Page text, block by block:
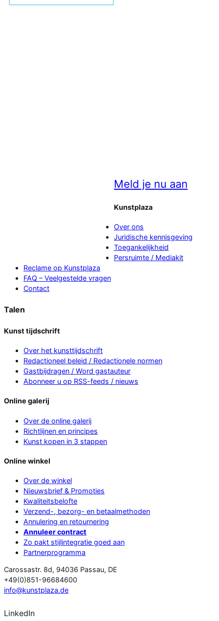
Meld je nu aan
Kunstplaza
Over ons
Juridische kennisgeving
Toegankelijkheid
Persruimte / Mediakit
Reclame op Kunstplaza
FAQ – Veelgestelde vragen
Contact
Talen
Kunst tijdschrift
Over het kunsttijdschrift
Redactioneel beleid / Redactionele normen
Gastbijdragen / Word gastauteur
Abonneer u op RSS-feeds / nieuws
Online galerij
Over de online galerij
Richtlijnen en principes
Kunst kopen in 3 stappen
Online winkel
Over de winkel
Nieuwsbrief & Promoties
Kwaliteitsbelofte
Verzend-, bezorg- en betaalmethoden
Annulering en retournering
Annuleer contract
Zo pakt stijlintegratie goed aan
Partnerprogramma
Carossastr. 8d, 94036 Passau, DE
+49(0)851-96684600
info@kunstplaza.de
LinkedIn